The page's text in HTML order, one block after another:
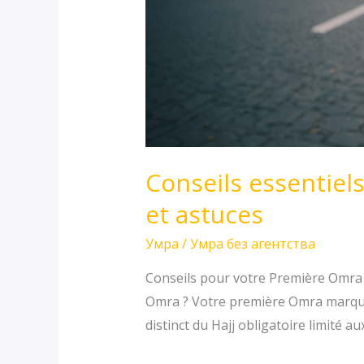
Conseils
et astuces
Умра /Умра без агентства
Conseils pour votre Première
Omra ? Votre première Omra
distinct du Hajj obligatoire limité